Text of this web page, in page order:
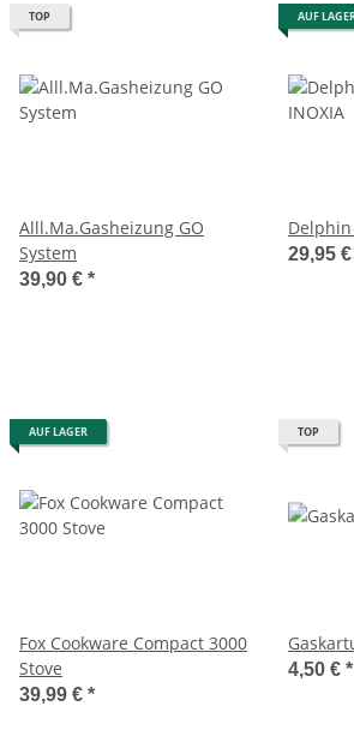
TOP
Alll.Ma.Gasheizung GO
System
39,90 € *
AUF
Delphin
29,95 €
AUF LAGER
Fox Cookware Compact 3000
Stove
39,99 € *
TOP
4,50 € *